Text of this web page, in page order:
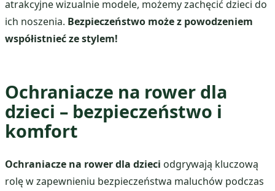
atrakcyjne wizualnie modele, możemy zachęcić dzieci do
ich noszenia. Bezpieczeństwo może z powodzeniem
współistnieć ze stylem!
Ochraniacze na rower dla
dzieci – bezpieczeństwo i
komfort
Ochraniacze na rower dla dzieci odgrywają kluczową
rolę w zapewnieniu bezpieczeństwa maluchów podczas